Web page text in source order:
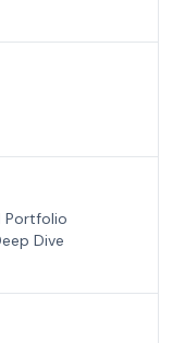
Portfolio
Dive